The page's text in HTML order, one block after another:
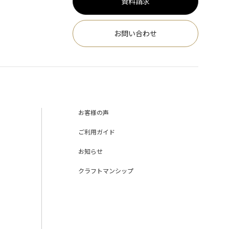
お問い合わせ
お客様の声
ご利用ガイド
お知らせ
クラフトマンシップ